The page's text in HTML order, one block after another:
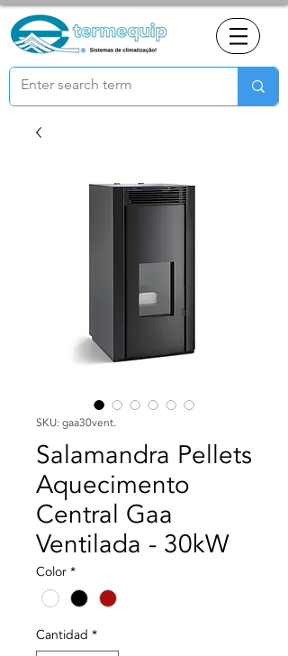
SKU: gaa30vent.
Salamandra Pellets
Aquecimento
Central Gaa
Ventilada - 30kW
Color *
Cantidad *